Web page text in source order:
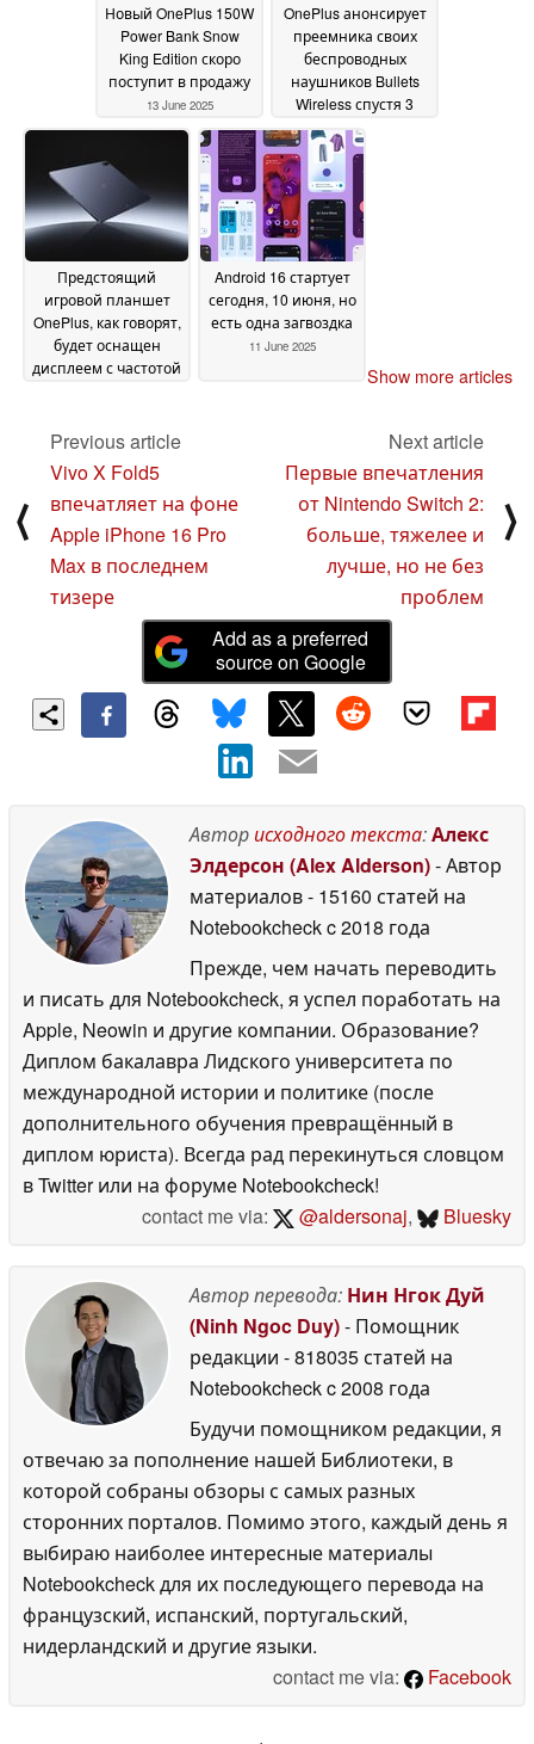
Новый OnePlus 150W
Power Bank Snow
King Edition скоро
поступит в продажу
13 June 2025
OnePlus анонсирует
преемника своих
беспроводных
наушников Bullets
Wireless спустя 3
года
13 June 2025
Предстоящий
игровой планшет
OnePlus, как говорят,
будет оснащен
дисплеем с частотой
Android 16 стартует
сегодня, 10 июня, но
есть одна загвоздка
11 June 2025
Show more articles
⟨
Previous article
Vivo X Fold5
впечатляет на фоне
Apple iPhone 16 Pro
Max в последнем
тизере
Next article
Первые впечатления
от Nintendo Switch 2:
больше, тяжелее и
лучше, но не без
проблем
⟩
Add as a preferred
source on Google
Авторисходного текста:Алекс
Элдерсон (Alex Alderson)- Автор
материалов- 15160 статей на
Notebookcheckc 2018 года
Прежде, чем начать переводить
и писать для Notebookcheck, я успел поработать на
Apple, Neowin и другие компании. Образование?
Диплом бакалавра Лидского университета по
международной истории и политике (после
дополнительного обучения превращённый в
диплом юриста). Всегда рад перекинуться словцом
в Twitter или на форуме Notebookcheck!
contact me via:
@aldersonaj, Bluesky
Автор перевода: Нин Нгок Дуй
(Ninh Ngoc Duy)- Помощник
редакции - 818035 статей на
Notebookcheckc 2008 года
Будучи помощником редакции, я
отвечаю за пополнение нашей Библиотеки, в
которой собраны обзоры с самых разных
сторонних порталов. Помимо этого, каждый день я
выбираю наиболее интересные материалы
Notebookcheck для их последующего перевода на
французский, испанский, португальский,
нидерландский и другие языки.
contact me via:
Facebook